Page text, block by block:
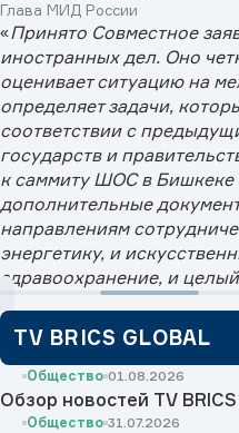
Глава МИД России
«Принято Совместное
иностранных дел. Оно
оценивает ситуацию на
определяет задачи,
соответствии с
государств и
к саммиту ШОС в Бишкеке
дополнительные
направлениям
энергетику, и
здравоохранение, и
TV BRICS GLOBAL
Общество 01.08.2026
Обзор новостей TV
Общество 31.07.2026